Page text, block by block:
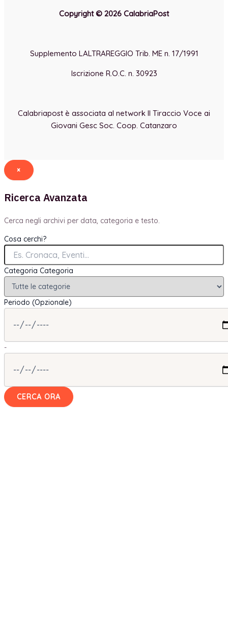
Copyright © 2026 CalabriaPost
Supplemento LALTRAREGGIO Trib. ME n. 17/1991
Iscrizione R.O.C. n. 30923
Calabriapost è associata al network Il Tiraccio Voce ai
Giovani Gesc Soc. Coop. Catanzaro
×
Ricerca Avanzata
Cerca negli archivi per data, categoria e testo.
Cosa cerchi?
Categoria Categoria
Periodo (Opzionale)
-
CERCA ORA